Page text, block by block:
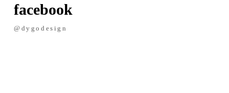
facebook
@dygodesign